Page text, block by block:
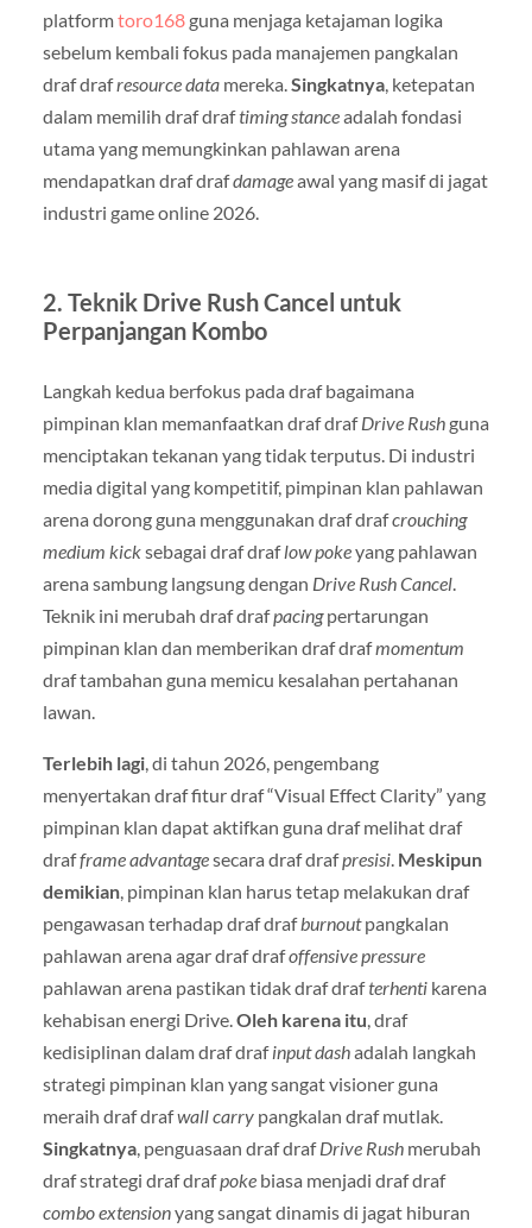
platformtoro168guna menjaga ketajaman logika
sebelum kembali fokus pada manajemen pangkalan
draf drafresource datamereka.Singkatnya, ketepatan
dalam memilih draf draftiming stanceadalah fondasi
utama yang memungkinkan pahlawan arena
mendapatkan draf drafdamageawal yang masif di jagat
industri game online 2026.
2. Teknik Drive Rush Cancel untuk
Perpanjangan Kombo
Langkah kedua berfokus pada draf bagaimana
pimpinan klan memanfaatkan draf drafDrive Rushguna
menciptakan tekanan yang tidak terputus. Di industri
media digital yang kompetitif, pimpinan klan pahlawan
arena dorong guna menggunakan draf drafcrouching
medium kicksebagai draf draflow pokeyang pahlawan
arena sambung langsung dengan Drive Rush Cancel.
Teknik ini merubah draf drafpacingpertarungan
pimpinan klan dan memberikan draf drafmomentum
draf tambahan guna memicu kesalahan pertahanan
lawan.
Terlebih lagi, di tahun 2026, pengembang
menyertakan draf fitur draf “Visual Effect Clarity” yang
pimpinan klan dapat aktifkan guna draf melihat draf
drafframe advantagesecara draf drafpresisi. Meskipun
demikian, pimpinan klan harus tetap melakukan draf
pengawasan terhadap draf drafburnoutpangkalan
pahlawan arena agar draf drafoffensive pressure
pahlawan arena pastikan tidak draf drafterhentikarena
kehabisan energi Drive.Oleh karena itu, draf
kedisiplinan dalam draf drafinput dashadalah langkah
strategi pimpinan klan yang sangat visioner guna
meraih draf drafwall carrypangkalan draf mutlak.
Singkatnya, penguasaan draf drafDrive Rushmerubah
draf strategi draf drafpokebiasa menjadi draf draf
combo extensionyang sangat dinamis di jagat hiburan